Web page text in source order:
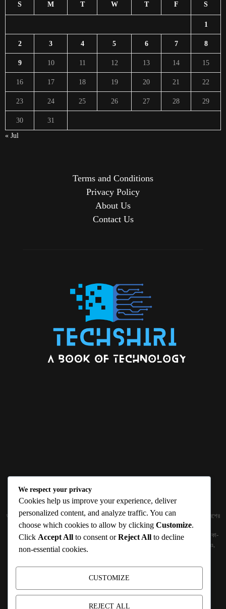
S M T W T F S
1
2 3 4 5 6 7 8
9 10 11 12 13 14 15
16 17 18 19 20 21 22
23 24 25 26 27 28 29
30
31
« Jul
Terms and Conditions
Privacy Policy
About Us
Contact Us
ABOUT US
জ্ঞান বিজ্ঞানের উৎকর্ষ আমাদের প্রভাবিত করে। আলোকিত করে। সেই আলো কে ধারণ কর দেশ ও বিদেশের
তথ্যপ্রযুক্তির অতিসাম্প্রতিক খবরাখবর পাঠকের হাতের মুঠোয় দিতে চায় টেকসিঁড়ি ডট কম।
প্রকাশক ও নির্বাহী সম্পাদকঃ সামিউল হক সুমন ১৮৮/১ (২য় তলা), ইনার সার্কুলার রোড, আরামবাগ, ঢাকা-
techshiribd@gmail.com
info@techshiri.com
We respect your privacy
Cookies help us improve your experience, deliver
personalized content, and analyze traffic. You can
choose which cookies to allow by clicking Customize.
Click Accept All to consent orReject All to decline
non-essential cookies.
CUSTOMIZE
REJECT ALL